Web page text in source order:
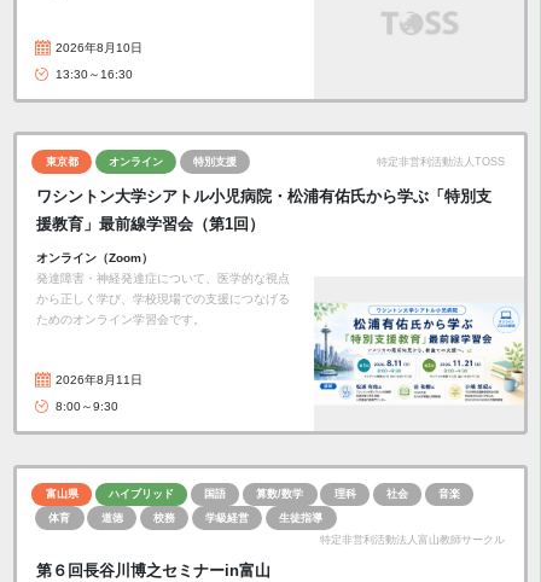
2026年8月10日
13:30～16:30
東京都 オンライン 特別支援 特定非営利活動法人TOSS
ワシントン大学シアトル小児病院・松浦有佑氏から学ぶ「特別支
援教育」最前線学習会（第1回）
オンライン（Zoom）
発達障害・神経発達症について、医学的な視点
から正しく学び、学校現場での支援につなげる
ためのオンライン学習会です。
2026年8月11日
8:00～9:30
富山県 ハイブリッド 国語 算数/数学 理科 社会
音楽
体育
道徳 校務 学級経営
生徒指導
特定非営利活動法人富山教師サークル
第６回長谷川博之セミナーin富山